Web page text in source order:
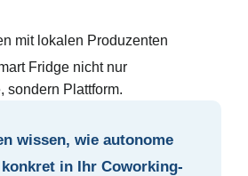
mit lokalen Produzenten
Fridge nicht nur
sondern Plattform.
wissen, wie autonome
in Ihr Coworking-